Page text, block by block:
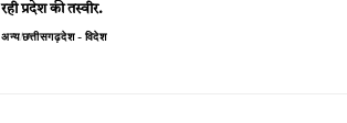
रही प्रदेश की तस्वीर.
अन्यछत्तीसगढ़देश - विदेश